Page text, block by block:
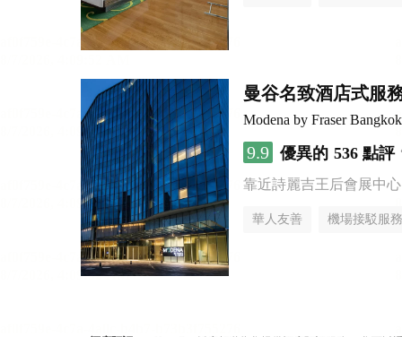
曼谷名致酒店式服
Modena by Fraser Bangkok
9.9 優異的 536 點評
靠近詩麗吉王后會展中心
華人友善 機場接駁服務